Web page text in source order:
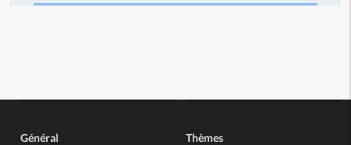
Général Thèmes